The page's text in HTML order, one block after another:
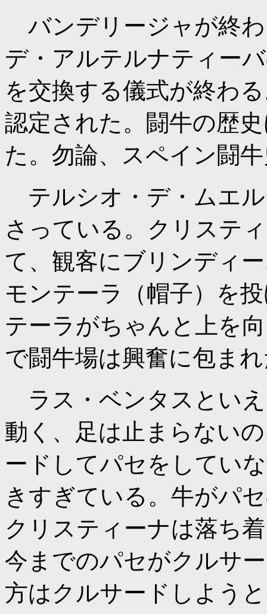
バンデリージャが終
デ・アルテルナティー
を交換する儀式が終わ
認定された。闘牛の歴
た。勿論、スペイン闘
テルシオ・デ・ムエ
さっている。クリステ
て、観客にブリンディ
モンテーラ（帽子）を
テーラがちゃんと上を
で闘牛場は興奮に包ま
ラス・ベンタスとい
動く、足は止まらない
ードしてパセをしてい
きすぎている。牛がパ
クリスティーナは落ち
今までのパセがクルサ
方はクルサードしよう